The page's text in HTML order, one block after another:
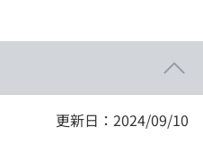
更新日：2024/09/10